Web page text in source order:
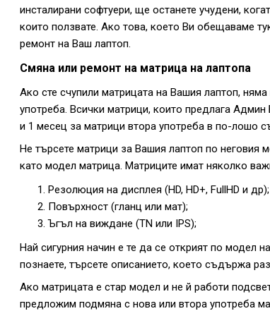
инсталирани софтуери, ще останете учудени,
които ползвате. Ако това, което Ви обещаваме
ремонт на Ваш лаптоп.
Смяна или ремонт на матрица на лаптопа
Ако сте счупили матрицата на Вашия лаптоп,
употреба. Всички матрици, които предлага
и 1 месец за матрици втора употреба в по-лошо
Не търсете матрици за Вашия лаптоп по неговия
като модел матрица. Матриците имат няколко
Резолюция на дисплея (HD, HD+, FullHD и др);
Повърхност (гланц или мат);
Ъгъл на виждане (TN или IPS);
Най сигурния начин е те да се открият по модел
познаете, търсете описанието, което съдържа
Ако матрицата е стар модел и не й работи
предложим подмяна с нова или втора употреба